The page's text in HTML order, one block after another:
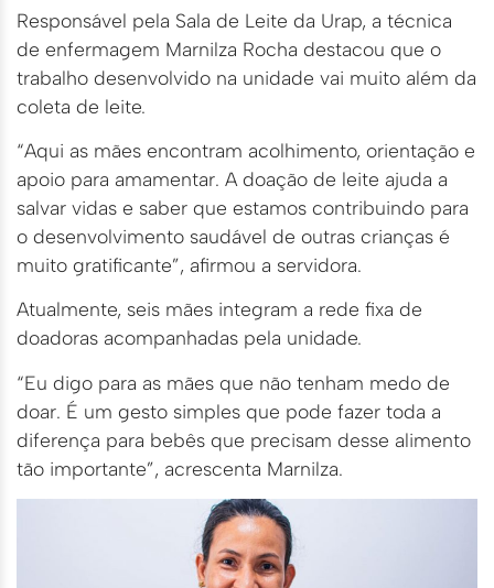
Responsável pela Sala de Leite da Urap, a técnica
de enfermagem Marnilza Rocha destacou que o
trabalho desenvolvido na unidade vai muito além da
coleta de leite.
“Aqui as mães encontram acolhimento, orientação e
apoio para amamentar. A doação de leite ajuda a
salvar vidas e saber que estamos contribuindo para
o desenvolvimento saudável de outras crianças é
muito gratificante”, afirmou a servidora.
Atualmente, seis mães integram a rede fixa de
doadoras acompanhadas pela unidade.
“Eu digo para as mães que não tenham medo de
doar. É um gesto simples que pode fazer toda a
diferença para bebês que precisam desse alimento
tão importante”, acrescenta Marnilza.